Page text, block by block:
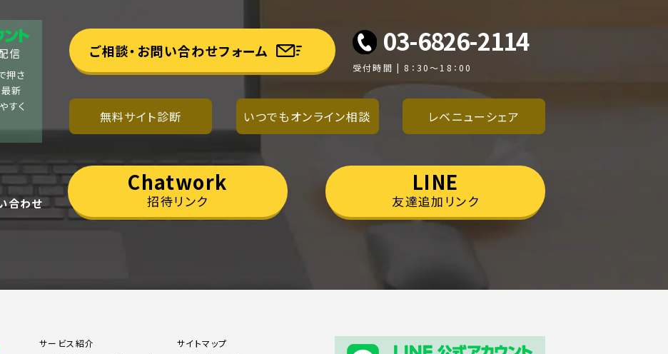
信
押さ
新
すく
ご相談・お問い合わせフォーム 03-6826-2114
受付時間 | 8：30～18：00
無料サイト診断 いつでもオンライン相談 レベニューシェア
合わせ
Chatwork
招待リンク
LINE
友達追加リンク
サービス紹介
サイトマップ